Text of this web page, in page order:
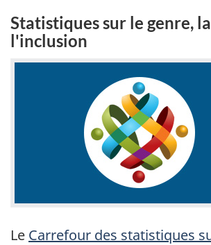
Statistiques sur le genre,
l'inclusion
Le Carrefour des statistiques